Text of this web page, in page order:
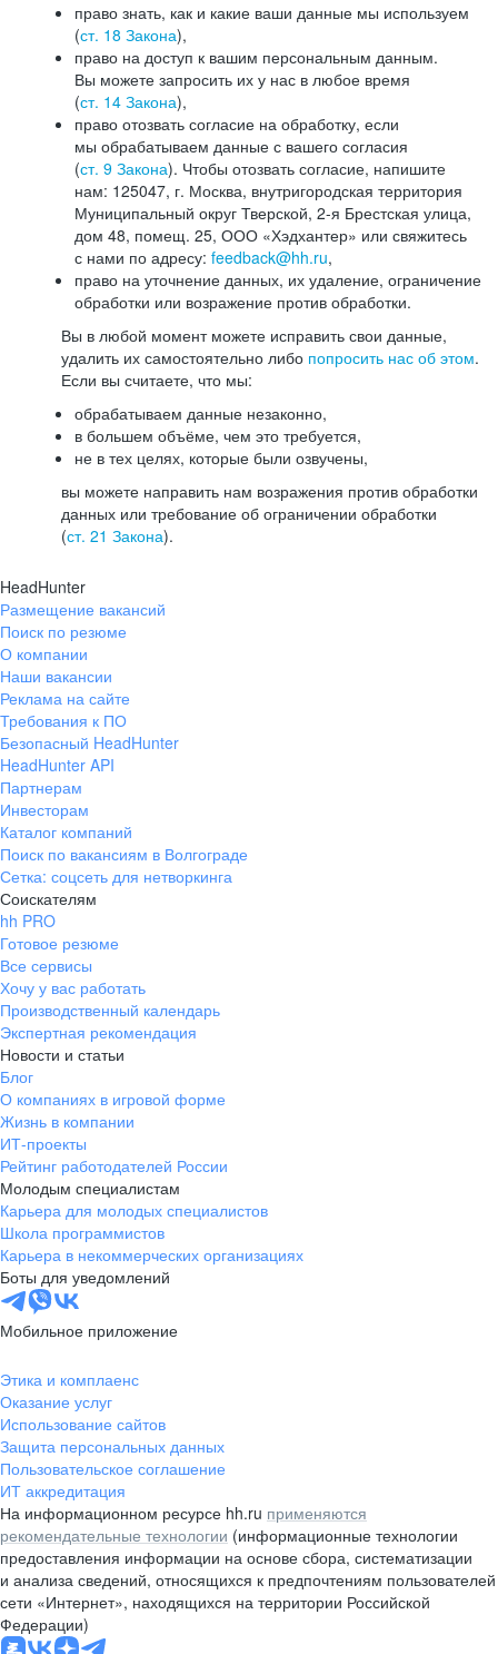
право знать, как и какие ваши данные мы используем
(ст. 18 Закона),
право на доступ к вашим персональным данным.
Вы можете запросить их у нас в любое время
(ст. 14 Закона),
право отозвать согласие на обработку, если
мы обрабатываем данные с вашего согласия
(ст. 9 Закона). Чтобы отозвать согласие, напишите
нам: 125047, г. Москва, внутригородская территория
Муниципальный округ Тверской, 2-я Брестская улица,
дом 48, помещ. 25, ООО «Хэдхантер» или свяжитесь
с нами по адресу: feedback@hh.ru,
право на уточнение данных, их удаление, ограничение
обработки или возражение против обработки.
Вы в любой момент можете исправить свои данные,
удалить их самостоятельно либо попросить нас об этом.
Если вы считаете, что мы:
обрабатываем данные незаконно,
в большем объёме, чем это требуется,
не в тех целях, которые были озвучены,
вы можете направить нам возражения против обработки
данных или требование об ограничении обработки
(ст. 21 Закона).
HeadHunter
Размещение вакансий
Поиск по резюме
О компании
Наши вакансии
Реклама на сайте
Требования к ПО
Безопасный HeadHunter
HeadHunter API
Партнерам
Инвесторам
Каталог компаний
Поиск по вакансиям в Волгограде
Сетка: соцсеть для нетворкинга
Соискателям
hh PRO
Готовое резюме
Все сервисы
Хочу у вас работать
Производственный календарь
Экспертная рекомендация
Новости и статьи
Блог
О компаниях в игровой форме
Жизнь в компании
ИТ-проекты
Рейтинг работодателей России
Молодым специалистам
Карьера для молодых специалистов
Школа программистов
Карьера в некоммерческих организациях
Боты для уведомлений
Мобильное приложение
Этика и комплаенс
Оказание услуг
Использование сайтов
Защита персональных данных
Пользовательское соглашение
ИТ аккредитация
На информационном ресурсе hh.ru применяются
рекомендательные технологии (информационные технологии
предоставления информации на основе сбора, систематизации
и анализа сведений, относящихся к предпочтениям пользователей
сети «Интернет», находящихся на территории Российской
Федерации)